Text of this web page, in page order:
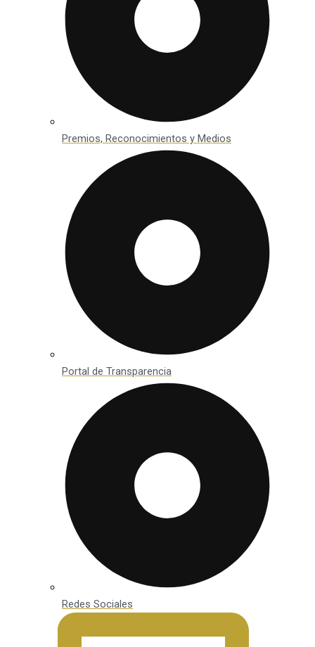
Premios, Reconocimientos y Medios
Portal de Transparencia
Redes Sociales